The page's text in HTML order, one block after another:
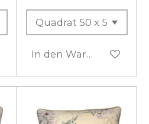
In den Warenkorb